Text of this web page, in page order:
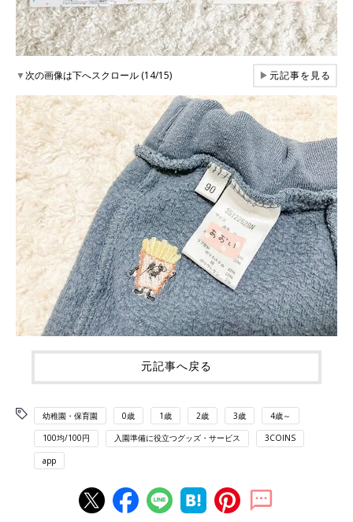
▼次の画像は下へスクロール (14/15) ▶元記事を見る
元記事へ戻る
幼稚園・保育園 0歳 1歳 2歳 3歳 4歳～
100均/100円 入園準備に役立つグッズ・サービス 3COINS
app